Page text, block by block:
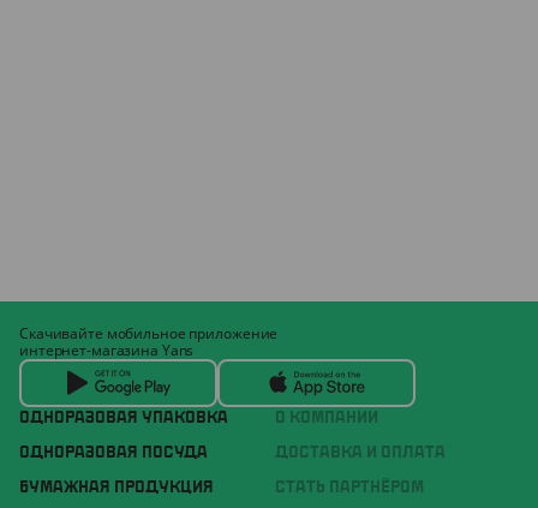
ОДНОРАЗОВАЯ УПАКОВКА
ОДНОРАЗОВАЯ ПОСУДА
БУМАЖНАЯ ПРОДУКЦИЯ
О КОМПАНИИ
ДОСТАВКА И ОПЛАТА
СТАТЬ ПАРТНЁРОМ
Скачивайте мобильное приложение
интернет-магазина Yans